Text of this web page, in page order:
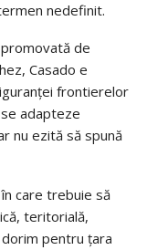
nedefinit.
de
Casado e
frontierelor
adapteze
nu ezită să spună
care trebuie să
teritorială,
pentru țara